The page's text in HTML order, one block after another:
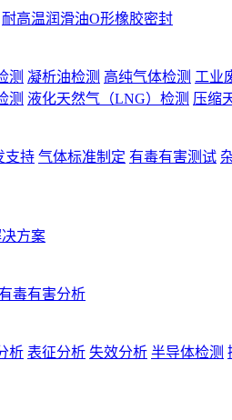
耐高温润滑油O形橡胶密封
测 凝析油检测 高纯气体检测 工业
测 液化天然气（LNG）检测 压缩
支持 气体标准制定 有毒有害测试
方案
毒有害分析
析 表征分析 失效分析 半导体检测